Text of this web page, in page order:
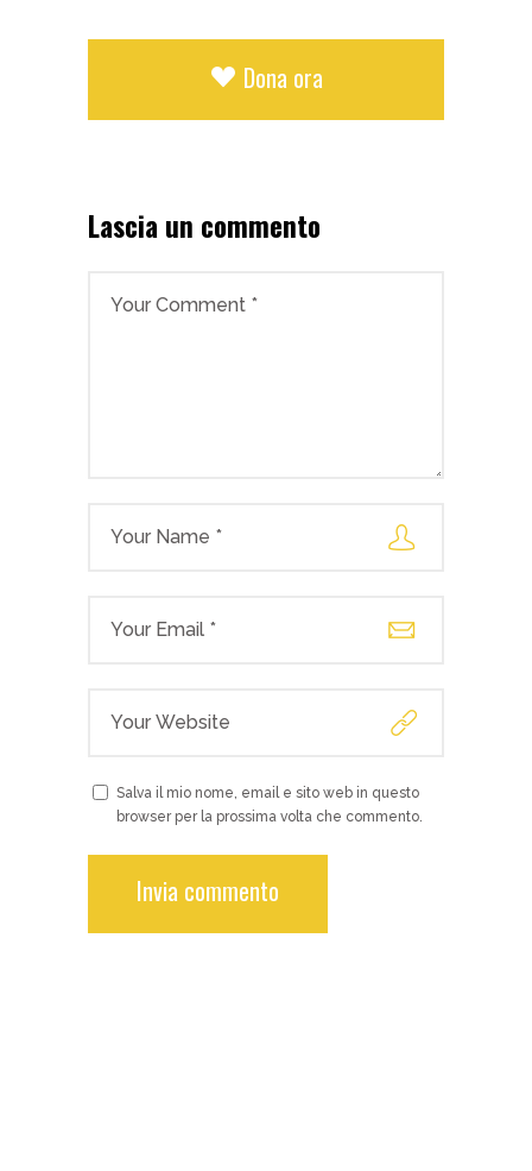
Dona ora
Lascia un commento
Salva il mio nome, email e sito web in questo
browser per la prossima volta che commento.